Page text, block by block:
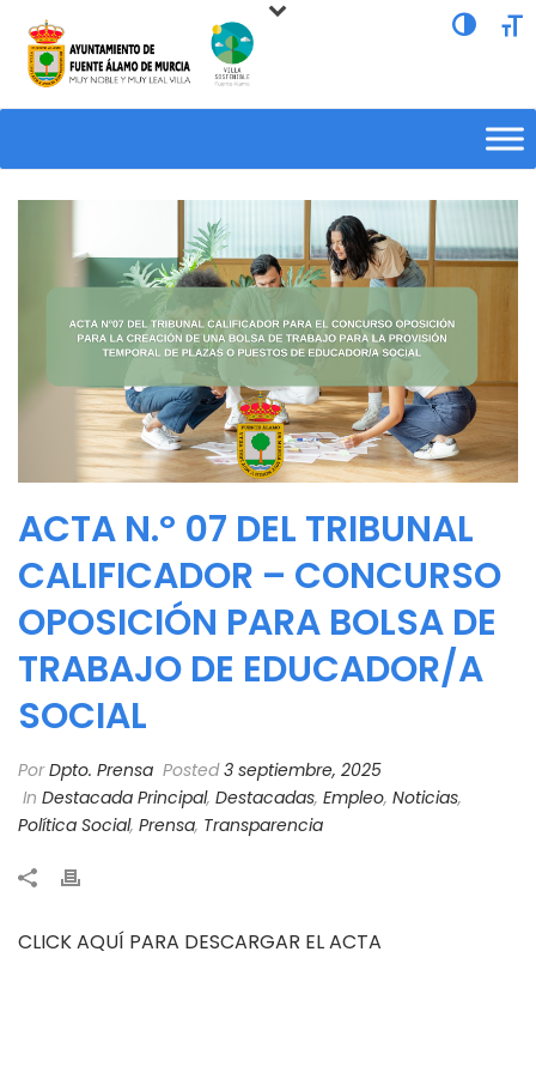
Alternar
ACTA N.º 07 DEL TRIBUNAL
CALIFICADOR – CONCURSO
OPOSICIÓN PARA BOLSA DE
TRABAJO DE EDUCADOR/A
SOCIAL
PorDpto. Prensa Posted3 septiembre, 2025
In Destacada Principal, Destacadas, Empleo, Noticias,
Política Social, Prensa, Transparencia
CLICK AQUÍ PARA DESCARGAR EL ACTA